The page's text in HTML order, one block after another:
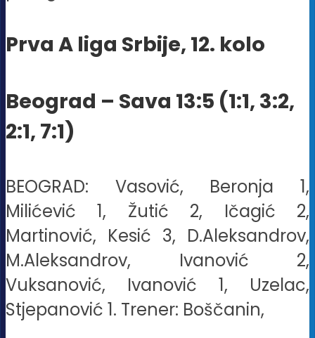
Prva A liga Srbije, 12. kolo
Beograd – Sava 13:5 (1:1, 3:2,
2:1, 7:1)
BEOGRAD: Vasović, Beronja 1,
Milićević 1, Žutić 2, Ičagić 2,
Martinović, Kesić 3, D.Aleksandrov,
M.Aleksandrov, Ivanović 2,
Vuksanović, Ivanović 1, Uzelac,
Stjepanović 1. Trener: Boščanin,